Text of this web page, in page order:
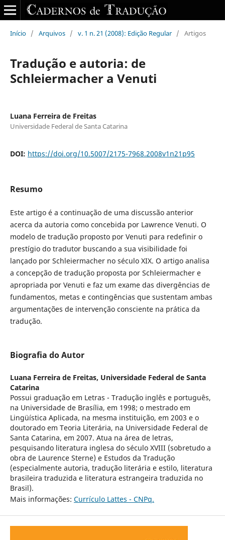
Início / Arquivos / v. 1 n. 21 (2008): Edição Regular / Artigos
Tradução e autoria: de
Schleiermacher a Venuti
Luana Ferreira de Freitas
Universidade Federal de Santa Catarina
DOI: https://doi.org/10.5007/2175-7968.2008v1n21p95
Resumo
Este artigo é a continuação de uma discussão anterior
acerca da autoria como concebida por Lawrence Venuti. O
modelo de tradução proposto por Venuti para redefinir o
prestígio do tradutor buscando a sua visibilidade foi
lançado por Schleiermacher no século XIX. O artigo analisa
a concepção de tradução proposta por Schleiermacher e
apropriada por Venuti e faz um exame das divergências de
fundamentos, metas e contingências que sustentam ambas
argumentações de intervenção consciente na prática da
tradução.
Biografia do Autor
Luana Ferreira de Freitas, Universidade Federal de Santa
Catarina
Possui graduação em Letras - Tradução inglês e português,
na Universidade de Brasília, em 1998; o mestrado em
Lingüística Aplicada, na mesma instituição, em 2003 e o
doutorado em Teoria Literária, na Universidade Federal de
Santa Catarina, em 2007. Atua na área de letras,
pesquisando literatura inglesa do século XVIII (sobretudo a
obra de Laurence Sterne) e Estudos da Tradução
(especialmente autoria, tradução literária e estilo, literatura
brasileira traduzida e literatura estrangeira traduzida no
Brasil).
Mais informações: Currículo Lattes - CNPq.